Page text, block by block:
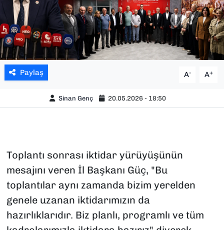
Paylaş A- A+
Sinan Genç 20.05.2026 - 18:50
Toplantı sonrası iktidar yürüyüşünün
mesajını veren İl Başkanı Güç, "Bu
toplantılar aynı zamanda bizim yerelden
genele uzanan iktidarımızın da
hazırlıklarıdır. Biz planlı, programlı ve tüm